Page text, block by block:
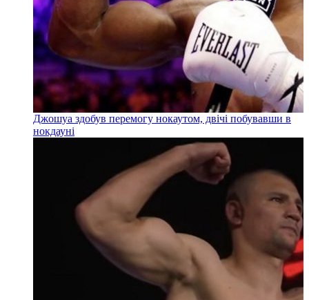
Джошуа здобув перемогу нокаутом, двічі побувавши в
нокдауні